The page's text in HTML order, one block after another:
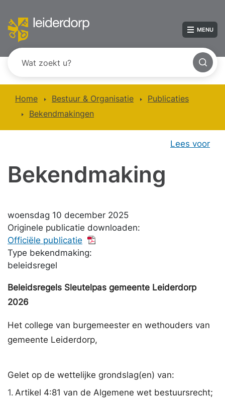
MENU
Home Bestuur & Organisatie
Publicaties
Bekendmakingen
Lees voor
Bekendmaking
woensdag 10 december 2025
Originele publicatie downloaden:
Officiële publicatie
Type bekendmaking:
beleidsregel
Beleidsregels Sleutelpas gemeente Leiderdorp
2026
Het college van burgemeester en wethouders van
gemeente Leiderdorp,
Gelet op de wettelijke grondslag(en) van:
1. Artikel 4:81 van de Algemene wet bestuursrecht;